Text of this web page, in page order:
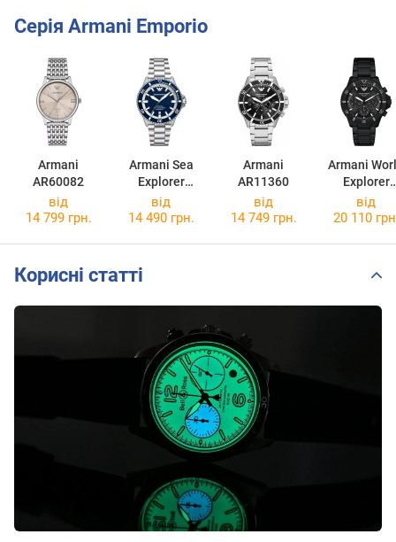
Серія Armani Emporio
Armani
AR60082
Armani Sea
Explorer
AR60079
Armani
AR11360
Armani
Explorer
AR11784
від
14 799 грн.
від
14 490 грн.
від
14 749 грн.
від
20 110
Корисні статті